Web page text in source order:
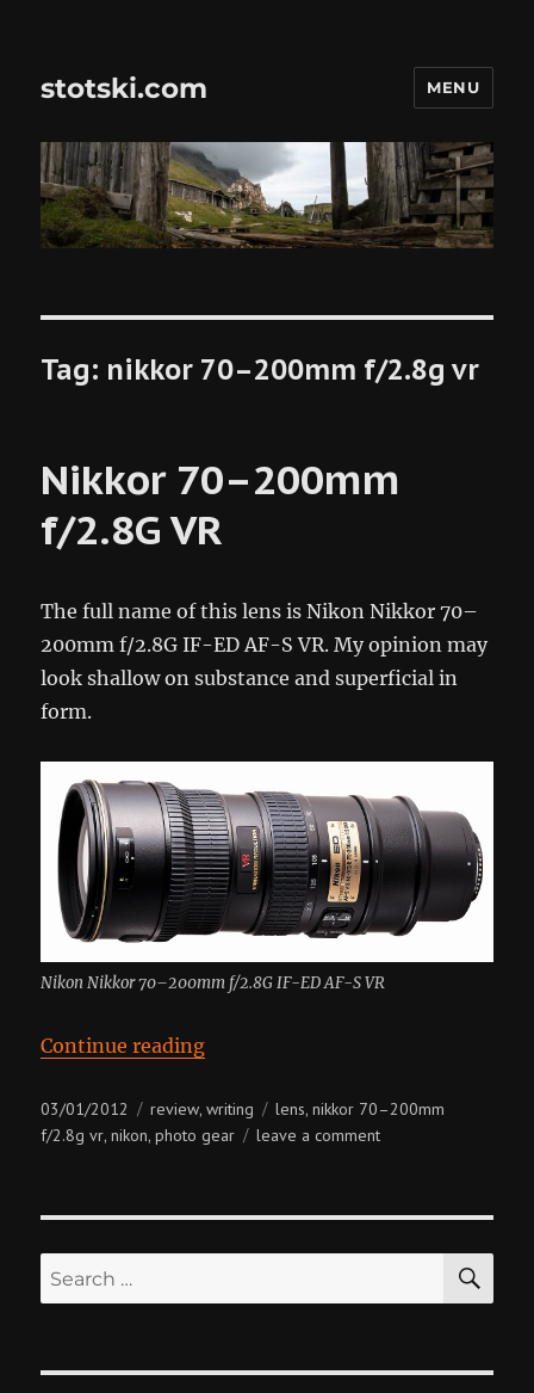
stotski.com MENU
Tag: nikkor 70–200mm f/2.8g vr
Nikkor 70–200mm
f/2.8G VR
The full name of this lens is Nikon Nikkor 70–
200mm f/2.8G IF-ED AF-S VR. My opinion may
look shallow on substance and superficial in
form.
Nikon Nikkor 70–200mm f/2.8G IF-ED AF-S VR
Continue reading“Nikkor 70–200mm f/2.8G VR”
Posted
on
03/01/2012 Categories
review,writing Tags
lens,nikkor 70–200mm
f/2.8g vr,nikon,photo gear leave a commenton
200mm
Search
for: